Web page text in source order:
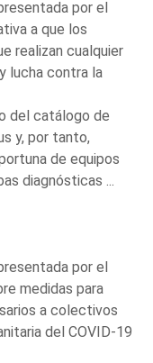
por el
a que los
realizan cualquier
lucha contra la
del catálogo de
y, por tanto,
de equipos
diagnósticas ...
por el
medidas para
a colectivos
del COVID-19